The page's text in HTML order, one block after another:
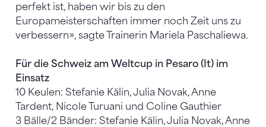
perfekt ist, haben wir bis zu den
Europameisterschaften immer noch Zeit uns zu
verbessern», sagte Trainerin Mariela Paschaliewa.
Für die Schweiz am Weltcup in Pesaro (It) im
Einsatz
10 Keulen: Stefanie Kälin, Julia Novak, Anne
Tardent, Nicole Turuani und Coline Gauthier
3 Bälle/2 Bänder: Stefanie Kälin, Julia Novak, Anne